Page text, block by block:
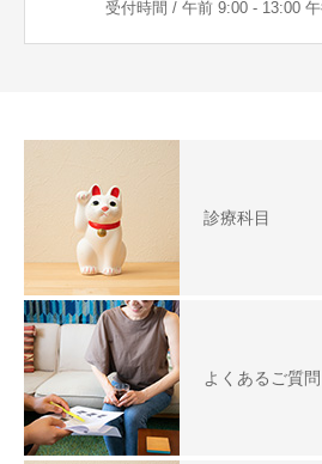
受付時間 / 午前 9:00 - 13:00
診療科目
よくあるご質問